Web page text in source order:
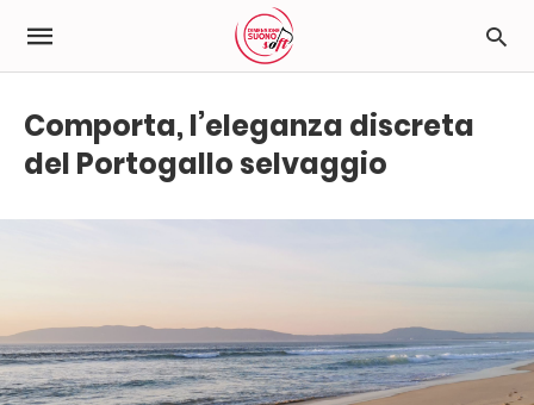
Comporta, l’eleganza discreta
del Portogallo selvaggio